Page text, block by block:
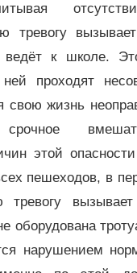
тревогу
ведёт к школе.
проходят
свою жизнь
срочное
этой
пешеходов, в
тревогу
оборудована
нарушением